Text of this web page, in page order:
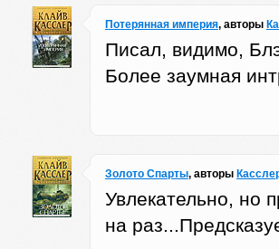
Потерянная империя, авторы
Писал, видимо,
Более заумная
Золото Спарты, авторы
Увлекательно, но
на